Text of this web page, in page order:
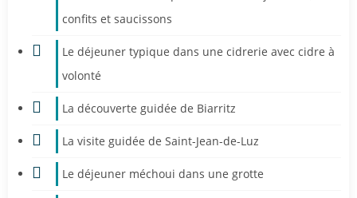
confits et saucissons
Le déjeuner typique dans une cidrerie avec cidre à
volonté
La découverte guidée de Biarritz
La visite guidée de Saint-Jean-de-Luz
Le déjeuner méchoui dans une grotte